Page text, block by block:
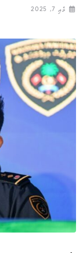
މެއި 7, 2025